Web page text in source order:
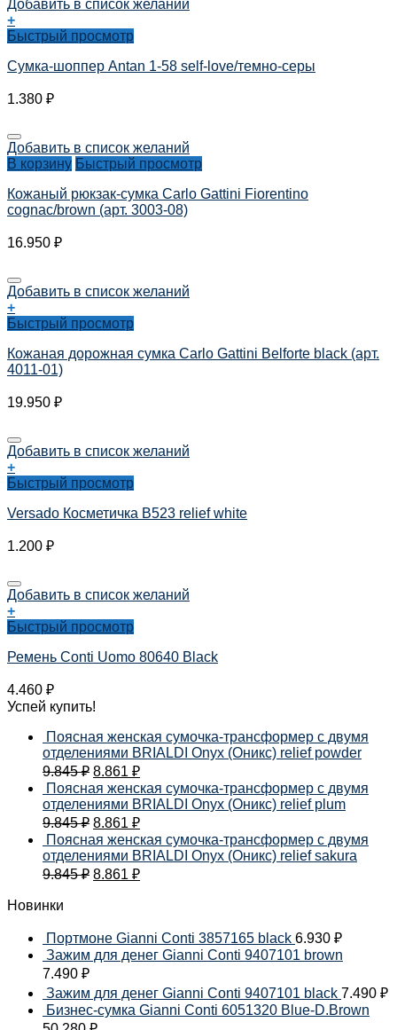
Добавить в список желаний
+
Быстрый просмотр
Сумка-шоппер Antan 1-58 self-love/темно-серы
1.380 ₽
Добавить в список желаний
В корзину Быстрый просмотр
Кожаный рюкзак-сумка Carlo Gattini Fiorentino
cognac/brown (арт. 3003-08)
16.950 ₽
Добавить в список желаний
+
Быстрый просмотр
Кожаная дорожная сумка Carlo Gattini Belforte black (арт.
4011-01)
19.950 ₽
Добавить в список желаний
+
Быстрый просмотр
Versado Косметичка B523 relief white
1.200 ₽
Добавить в список желаний
+
Быстрый просмотр
Ремень Conti Uomo 80640 Black
4.460 ₽
Успей купить!
Поясная женская сумочка-трансформер с двумя
отделениями BRIALDI Onyx (Оникс) relief powder
9.845₽ 8.861 ₽
Поясная женская сумочка-трансформер с двумя
отделениями BRIALDI Onyx (Оникс) relief plum
9.845₽ 8.861 ₽
Поясная женская сумочка-трансформер с двумя
отделениями BRIALDI Onyx (Оникс) relief sakura
9.845₽ 8.861 ₽
Новинки
Портмоне Gianni Conti 3857165 black 6.930 ₽
Зажим для денег Gianni Conti 9407101 brown
7.490 ₽
Зажим для денег Gianni Conti 9407101 black 7.490 ₽
Бизнес-сумка Gianni Conti 6051320 Blue-D.Brown